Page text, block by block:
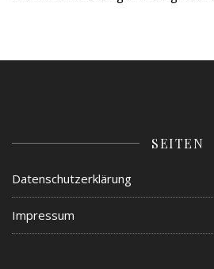
SEITEN
Datenschutzerklärung
Impressum